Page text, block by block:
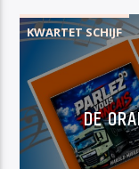
KWARTET SCHIJF
DE